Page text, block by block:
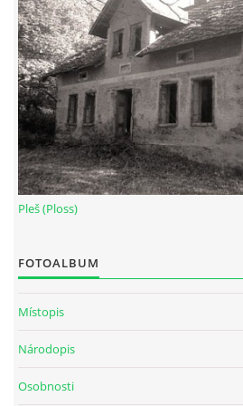
Pleš (Ploss)
FOTOALBUM
Místopis
Národopis
Osobnosti